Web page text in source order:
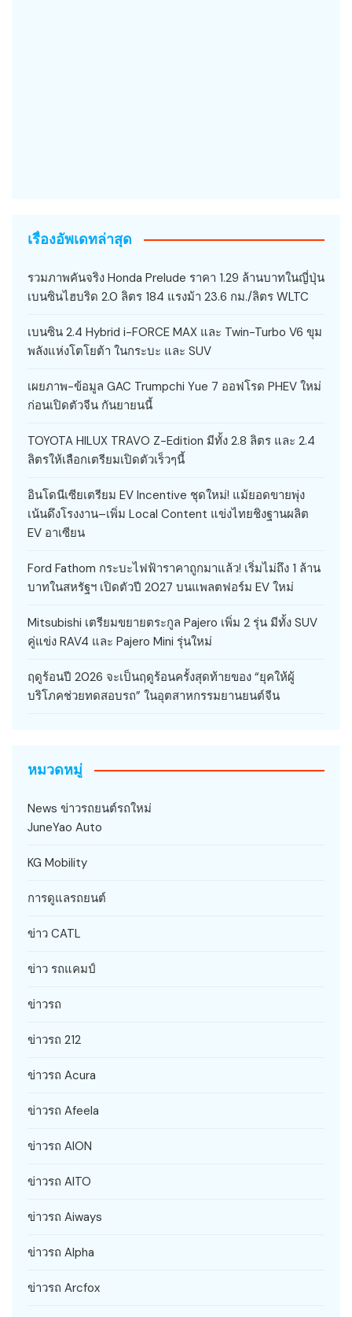
เรื่องอัพเดทล่าสุด
รวมภาพคันจริง Honda Prelude ราคา 1.29 ล้านบาทในญี่ปุ่น
เบนซินไฮบริด 2.0 ลิตร 184 แรงม้า 23.6 กม./ลิตร WLTC
เบนซิน 2.4 Hybrid i-FORCE MAX และ Twin-Turbo V6 ขุม
พลังแห่งโตโยต้า ในกระบะ และ SUV
เผยภาพ-ข้อมูล GAC Trumpchi Yue 7 ออฟโรด PHEV ใหม่
ก่อนเปิดตัวจีน กันยายนนี้
TOYOTA HILUX TRAVO Z-Edition มีทั้ง 2.8 ลิตร และ 2.4
ลิตรให้เลือกเตรียมเปิดตัวเร็วๆนี้
อินโดนีเซียเตรียม EV Incentive ชุดใหม่! แม้ยอดขายพุ่ง
เน้นดึงโรงงาน–เพิ่ม Local Content แข่งไทยชิงฐานผลิต
EV อาเซียน
Ford Fathom กระบะไฟฟ้าราคาถูกมาแล้ว! เริ่มไม่ถึง 1 ล้าน
บาทในสหรัฐฯ เปิดตัวปี 2027 บนแพลตฟอร์ม EV ใหม่
Mitsubishi เตรียมขยายตระกูล Pajero เพิ่ม 2 รุ่น มีทั้ง SUV
คู่แข่ง RAV4 และ Pajero Mini รุ่นใหม่
ฤดูร้อนปี 2026 จะเป็นฤดูร้อนครั้งสุดท้ายของ “ยุคให้ผู้
บริโภคช่วยทดสอบรถ” ในอุตสาหกรรมยานยนต์จีน
หมวดหมู่
News ข่าวรถยนต์รถใหม่
JuneYao Auto
KG Mobility
การดูแลรถยนต์
ข่าว CATL
ข่าว รถแคมป์
ข่าวรถ
ข่าวรถ 212
ข่าวรถ Acura
ข่าวรถ Afeela
ข่าวรถ AION
ข่าวรถ AITO
ข่าวรถ Aiways
ข่าวรถ Alpha
ข่าวรถ Arcfox